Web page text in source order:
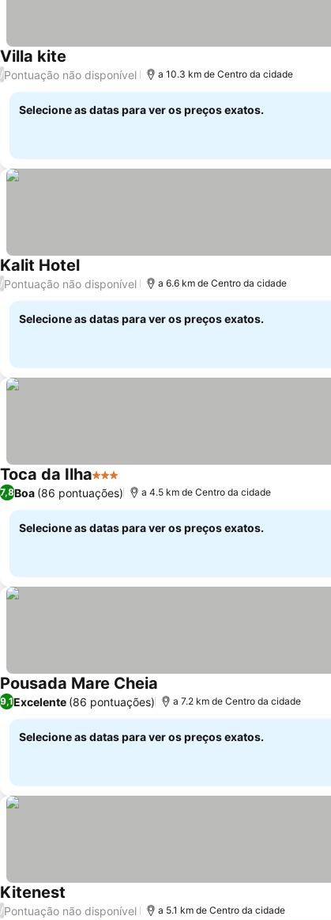
Villa kite
/Pontuação não disponível a 10.3 km de Centro da cidade
Selecione as datas para ver os preços exatos.
Kalit Hotel
/Pontuação não disponível a 6.6 km de Centro da cidade
Selecione as datas para ver os preços exatos.
Toca da Ilha3 Estrelas
7,8Boa (86 pontuações) a 4.5 km de Centro da cidade
Selecione as datas para ver os preços exatos.
Pousada Mare Cheia
9,1Excelente (86 pontuações) a 7.2 km de Centro da cidade
Selecione as datas para ver os preços exatos.
Kitenest
/Pontuação não disponível a 5.1 km de Centro da cidade